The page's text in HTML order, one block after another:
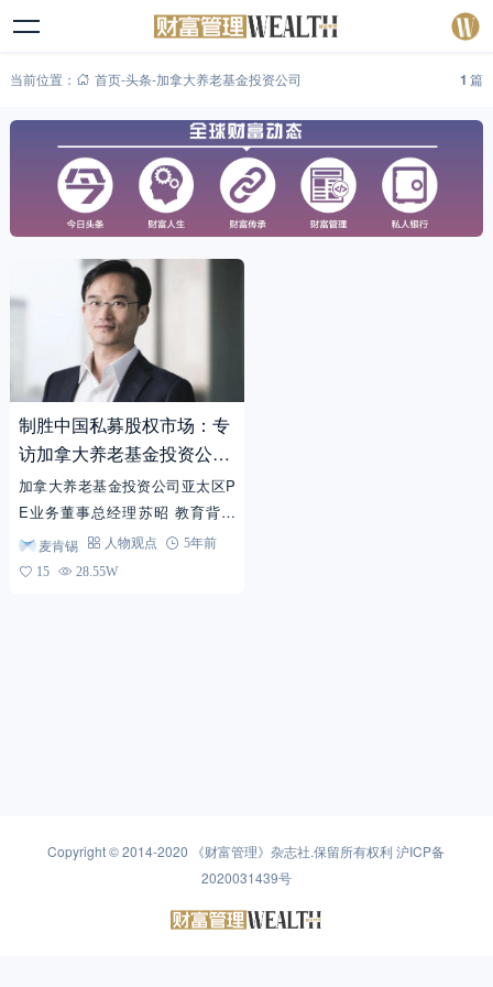
当前位置： 首页-头条-加拿大养老基金投资公司 1 篇
制胜中国私募股权市场：专
访加拿大养老基金投资公司
亚太区PE业务董事总经理
苏昭
加拿大养老基金投资公司亚太区P
E业务董事总经理苏昭 教育背景
美国西北大学凯洛格商学院 工商
管理硕士 对外经济贸易大学 ...
麦肯锡 人物观点
5年前
15
28.55W
Copyright © 2014-2020 《财富管理》杂志社.保留所有权利沪ICP备
2020031439号